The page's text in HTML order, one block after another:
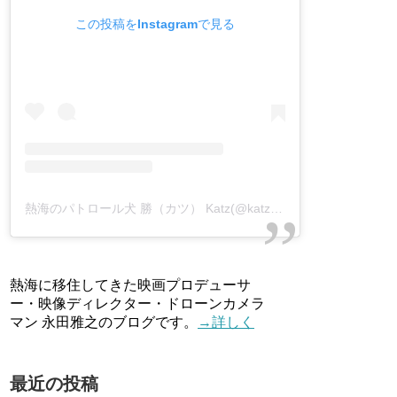
この投稿をInstagramで見る
熱海に移住してきた映画プロデューサ
ー・映像ディレクター・ドローンカメラ
マン 永田雅之のブログです。
→詳しく
最近の投稿